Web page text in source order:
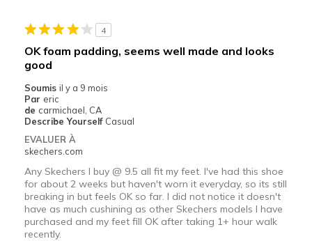
Casual Wear
Width
Feels too narrow
Sizing
View On Shoes
4
OK foam padding, seems well made and looks
good
Soumis il y a 9 mois
Par eric
de carmichael, CA
Describe Yourself Casual
EVALUER À
skechers.com
Any Skechers I buy @ 9.5 all fit my feet. I've had this shoe
for about 2 weeks but haven't worn it everyday, so its still
breaking in but feels OK so far. I did not notice it doesn't
have as much cushining as other Skechers models I have
purchased and my feet fill OK after taking 1+ hour walk
recently.